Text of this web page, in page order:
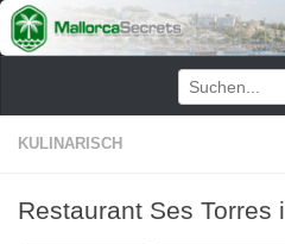
Zum Inhalt springen
KULINARISCH
Restaurant Ses Torres